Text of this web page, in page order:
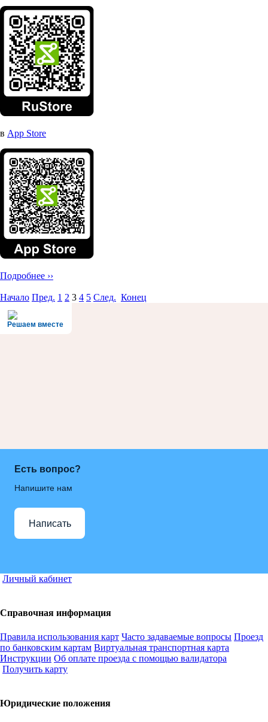
в App Store
Подробнее ››
Начало Пред. 1 2 3 4 5 След. Конец
Решаем вместе
Есть вопрос?
Напишите нам
Написать
Личный кабинет
Справочная информация
Правила использования карт Часто задаваемые вопросы Проезд
по банковским картам Виртуальная транспортная карта
Инструкции Об оплате проезда с помощью валидатора
Получить карту
Юридические положения